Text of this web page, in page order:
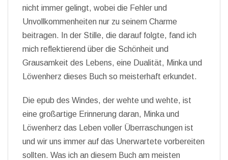
nicht immer gelingt, wobei die Fehler und
Unvollkommenheiten nur zu seinem Charme
beitragen. In der Stille, die darauf folgte, fand ich
mich reflektierend über die Schönheit und
Grausamkeit des Lebens, eine Dualität, Minka und
Löwenherz dieses Buch so meisterhaft erkundet.
Die epub des Windes, der wehte und wehte, ist
eine großartige Erinnerung daran, Minka und
Löwenherz das Leben voller Überraschungen ist
und wir uns immer auf das Unerwartete vorbereiten
sollten. Was ich an diesem Buch am meisten